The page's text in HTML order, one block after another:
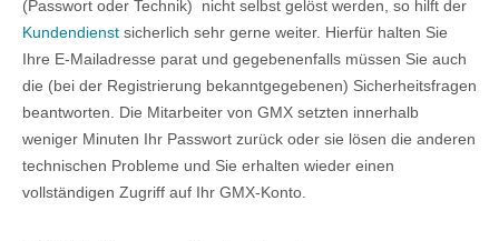
(Passwort oder Technik) nicht selbst gelöst werden, so hilft der
Kundendienst sicherlich sehr gerne weiter. Hierfür halten Sie
Ihre E-Mailadresse parat und gegebenenfalls müssen Sie auch
die (bei der Registrierung bekanntgegebenen) Sicherheitsfragen
beantworten. Die Mitarbeiter von GMX setzten innerhalb
weniger Minuten Ihr Passwort zurück oder sie lösen die anderen
technischen Probleme und Sie erhalten wieder einen
vollständigen Zugriff auf Ihr GMX-Konto.